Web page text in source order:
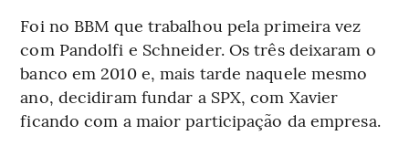
Foi no BBM que trabalhou pela primeira vez
com Pandolfi e Schneider. Os três deixaram o
banco em 2010 e, mais tarde naquele mesmo
ano, decidiram fundar a SPX, com Xavier
ficando com a maior participação da empresa.